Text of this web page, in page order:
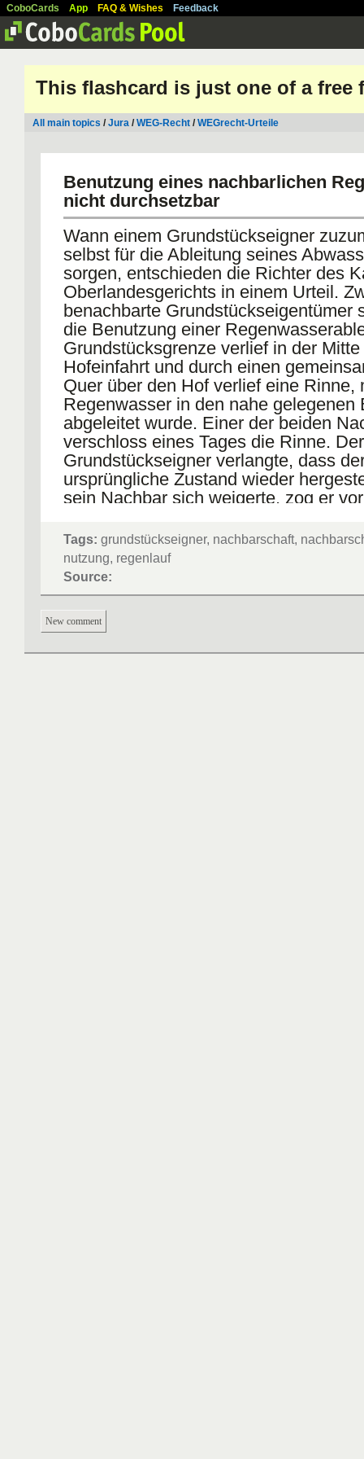
CoboCards App FAQ & Wishes Feedback
This flashcard is just one of a free
All main topics /Jura /WEG-Recht /WEGrecht-Urteile
Benutzung eines nachbarlichen
nicht durchsetzbar
Wann einem Grundstückseigner
selbst für die Ableitung seines
sorgen, entschieden die Richter des
Oberlandesgerichts in einem Urteil.
benachbarte Grundstückseigentümer
die Benutzung einer
Grundstücksgrenze verlief in der
Hofeinfahrt und durch einen
Quer über den Hof verlief eine Rinne,
Regenwasser in den nahe gelegenen
abgeleitet wurde. Einer der beiden
verschloss eines Tages die Rinne.
Grundstückseigner verlangte, dass
ursprüngliche Zustand wieder
sein Nachbar sich weigerte, zog er
Seine Klage hatte jedoch keinen
nach Ansicht des Oberlandesgerichts
keinen Anspruch darauf, das auf
Grundstück abfließende
über die Regenrinne auf dem
abzuleiten. Aus dem Nachbarrecht
ein Anschlussrecht ergeben. Dies
Tags: grundstückseigner, nachbarschaft,
nutzung, regenlauf
Source:
New comment